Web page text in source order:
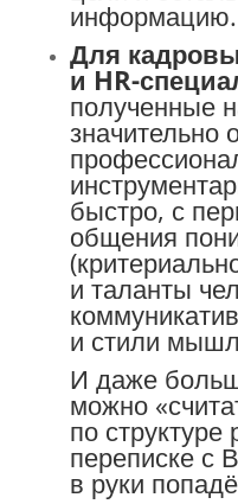
информацию.
Для
и HR-
полученные
значительно
быстро, с
общения
и таланты
и стили
И даже
можно
по
переписке с
в руки